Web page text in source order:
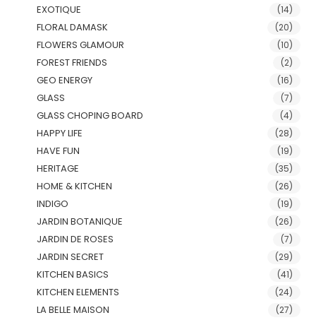
EXOTIQUE (14)
FLORAL DAMASK (20)
FLOWERS GLAMOUR (10)
FOREST FRIENDS (2)
GEO ENERGY (16)
GLASS (7)
GLASS CHOPING BOARD (4)
HAPPY LIFE (28)
HAVE FUN (19)
HERITAGE (35)
HOME & KITCHEN (26)
INDIGO (19)
JARDIN BOTANIQUE (26)
JARDIN DE ROSES (7)
JARDIN SECRET (29)
KITCHEN BASICS (41)
KITCHEN ELEMENTS (24)
LA BELLE MAISON (27)